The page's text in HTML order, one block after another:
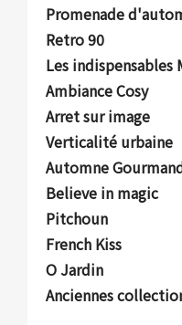
Promenade
Retro 90
Les indispensables
Ambiance Cosy
Arret sur image
Verticalité urbaine
Automne
Believe in magic
Pitchoun
French Kiss
O Jardin
Anciennes